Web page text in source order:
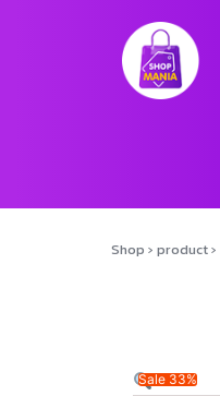
Shop › product›
Sale 33%